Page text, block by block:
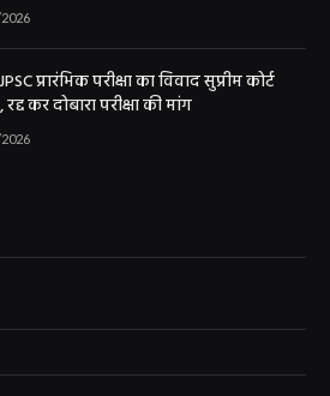
प्रारंभिक परीक्षा का विवाद सुप्रीम कोर्ट
कर दोबारा परीक्षा की मांग